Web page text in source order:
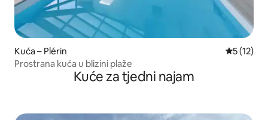
Kuća – Plérin Prosječna
5 (12)
Prostrana kuća u blizini plaže
Kuće za tjedni najam